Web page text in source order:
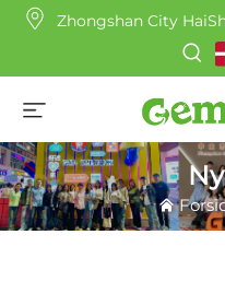
Zhongshan City